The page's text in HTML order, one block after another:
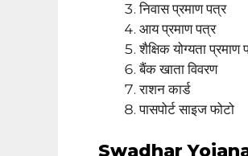
निवास प्रमाण पत्र
आय प्रमाण पत्र
शैक्षिक योग्यता
बैंक खाता विवरण
राशन कार्ड
पासपोर्ट साइज फोटो
Swadhar